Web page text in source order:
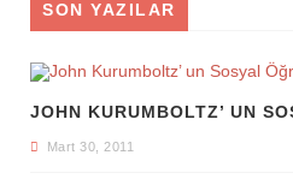
SON YAZILAR
Mart 30, 2011